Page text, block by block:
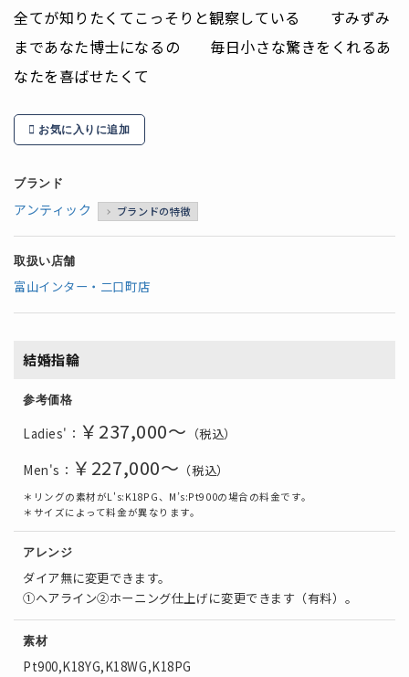
全てが知りたくてこっそりと観察している すみずみ
まであなた博士になるの 毎日小さな驚きをくれるあ
なたを喜ばせたくて
お気に入りに追加
ブランド
アンティック ブランドの特徴
取扱い店舗
富山インター・二口町店
結婚指輪
参考価格
Ladies'： ￥237,000～ （税込）
Men's： ￥227,000～ （税込）
＊リングの素材がL's:K18PG、M’s:Pt900の場合の料金です。
＊サイズによって料金が異なります。
アレンジ
ダイア無に変更できます。
①ヘアライン②ホーニング仕上げに変更できます（有料）。
素材
Pt900,K18YG,K18WG,K18PG